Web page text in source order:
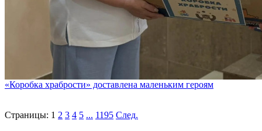
«Коробка храбрости» доставлена маленьким героям
Страницы: 1 2 3 4 5 ... 1195 След.